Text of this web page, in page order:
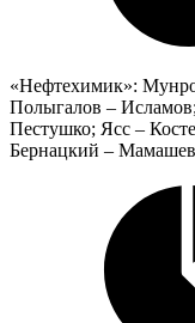
«Нефтехимик»:
Полыгалов –
Пестушко; Ясс –
Бернацкий –